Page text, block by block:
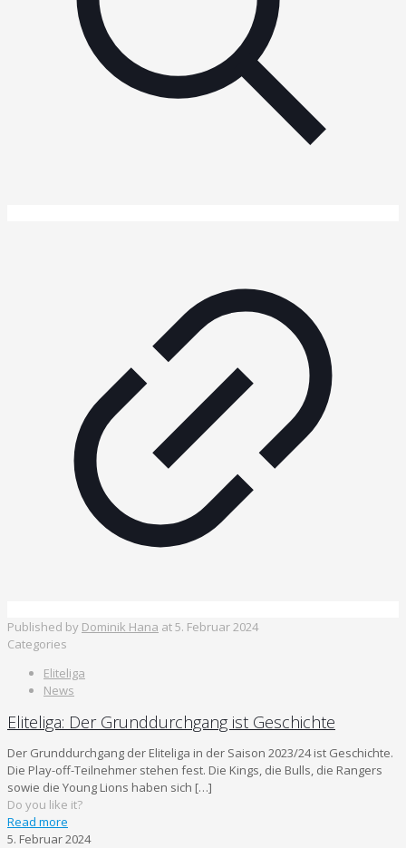
Published by Dominik Hana at5. Februar 2024
Categories
Eliteliga
News
Eliteliga: Der Grunddurchgang ist Geschichte
Der Grunddurchgang der Eliteliga in der Saison 2023/24 ist Geschichte.
Die Play-off-Teilnehmer stehen fest. Die Kings, die Bulls, die Rangers
sowie die Young Lions haben sich […]
Do you like it?
Read more
5. Februar 2024